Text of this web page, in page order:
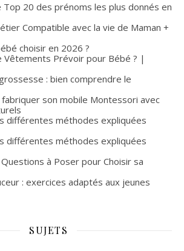
Top 20 des prénoms les plus donnés en
Compatible avec la vie de Maman +
choisir en 2026 ?
Vêtements Prévoir pour Bébé ? |
: bien comprendre le
fabriquer son mobile Montessori avec
différentes méthodes expliquées
différentes méthodes expliquées
à Poser pour Choisir sa
: exercices adaptés aux jeunes
SUJETS